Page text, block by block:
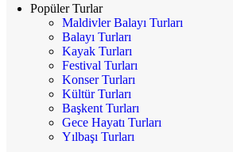
Popüler Turlar
Maldivler Balayı Turları
Balayı Turları
Kayak Turları
Festival Turları
Konser Turları
Kültür Turları
Başkent Turları
Gece Hayatı Turları
Yılbaşı Turları